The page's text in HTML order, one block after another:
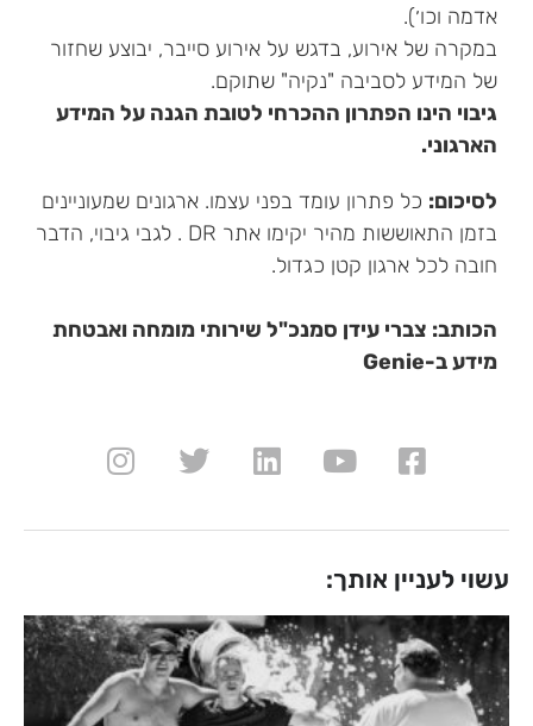
אדמה וכו׳).
במקרה של אירוע, בדגש על אירוע סייבר, יבוצע שחזור
של המידע לסביבה "נקיה" שתוקם.
גיבוי הינו הפתרון ההכרחי לטובת הגנה על המידע
הארגוני.
לסיכום: כל פתרון עומד בפני עצמו. ארגונים שמעוניינים
בזמן התאוששות מהיר יקימו אתר DR . לגבי גיבוי, הדבר
חובה לכל ארגון קטן כגדול.
הכותב: צברי עידן סמנכ"ל שירותי מומחה ואבטחת
מידע ב-Genie
עשוי לעניין אותך: